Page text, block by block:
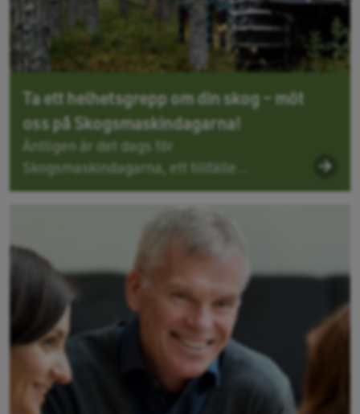
Ta ett helhetsgrepp om din skog – möt
oss på Skogsmaskindagarna!
Äntligen är det dags för
Skogsmaskindagarna, ett tillfälle...